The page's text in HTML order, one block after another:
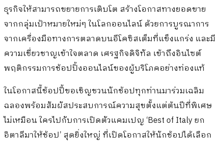
ธุรกิจให้สามารถขยายการเติบโต สร้างโอกาสทางยอดขาย
จากกลุ่มเป้าหมายใหม่ๆ ในโลกออนไลน์ ด้วยการบูรณาการ
จากเครื่องมือทางการตลาดบนอีโคซิสเต็มที่แข็งแกร่ง และมี
ความเชี่ยวชาญเข้าใจตลาด เศรฐกิจดิจิทัล เข้าถึงอินไซต์
พฤติกรรมการช้อปปิ้งออนไลน์ของผู้บริโภคอย่างท่องแท้
ในโอกาสนี้ช้อปปี้ขอเชิญชวนนักช้อปทุกท่านมาร่วมเฉลิม
ฉลองพร้อมสัมผัสประสบการณ์ความสุขตั้งแต่ต้นปีที่พิเศษ
ไม่เหมือน ใครไปกับการเปิดตัวแคมเปญ ‘Best of Italy ยก
อิตาลีมาให้ช้อป’ สุดยิ่งใหญ่ ที่เปิดโอกาสให้นักช้อปได้เลือก